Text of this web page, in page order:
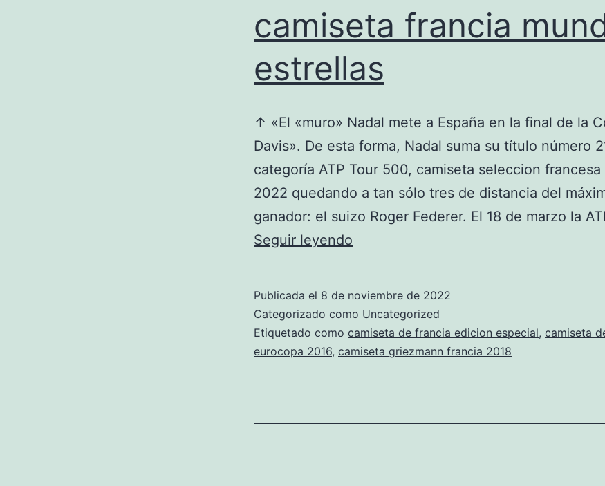
camiseta francia
estrellas
↑ «El «muro» Nadal mete a España en la final de la
Davis». De esta forma, Nadal suma su título número
categoría ATP Tour 500, camiseta seleccion francesa
2022 quedando a tan sólo tres de distancia del
ganador: el suizo Roger Federer. El 18 de marzo la
Seguir leyendo
2
estrellas
Publicada el 8 de noviembre de 2022
Categorizado como Uncategorized
Etiquetado como camiseta de francia edicion especial, camiseta
eurocopa 2016, camiseta griezmann francia 2018